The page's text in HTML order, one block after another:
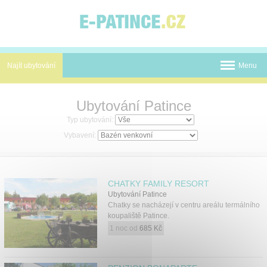
Najít ubytování
O nás
Kontakt
Menu
Ubytování Patince
Typ ubytování:
Vybavení:
CHATKY FAMILY RESORT
Ubytování Patince
Chatky se nacházejí v centru areálu termálního
koupaliště Patince.
1 noc od 685 Kč